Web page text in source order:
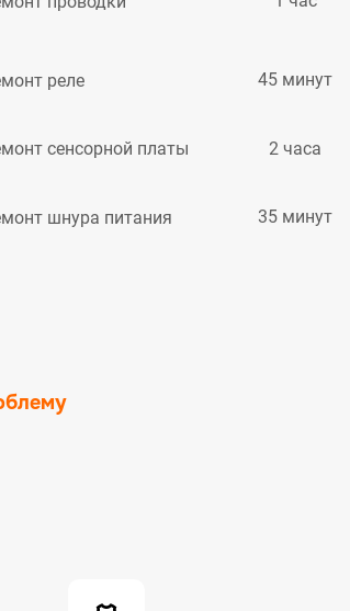
реле 45 минут
сенсорной платы 2 часа
шнура питания 35 минут